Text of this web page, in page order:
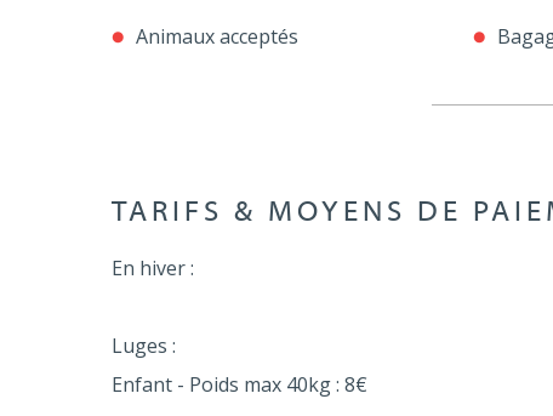
Animaux acceptés
TARIFS & MOYENS DE
En hiver :
Luges :
Enfant - Poids max 40kg : 8€